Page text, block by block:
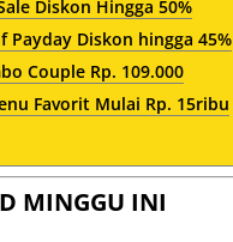
Diskon Hingga 50%
Payday Diskon hingga 45%
Couple Rp. 109.000
Favorit Mulai Rp. 15ribu
MINGGU INI